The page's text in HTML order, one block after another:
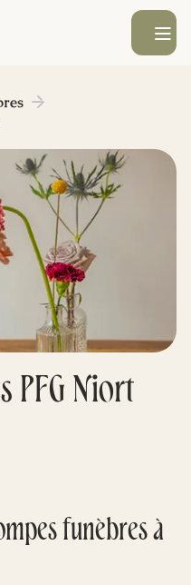
Ouvrir le
PFG Niort
funèbres à